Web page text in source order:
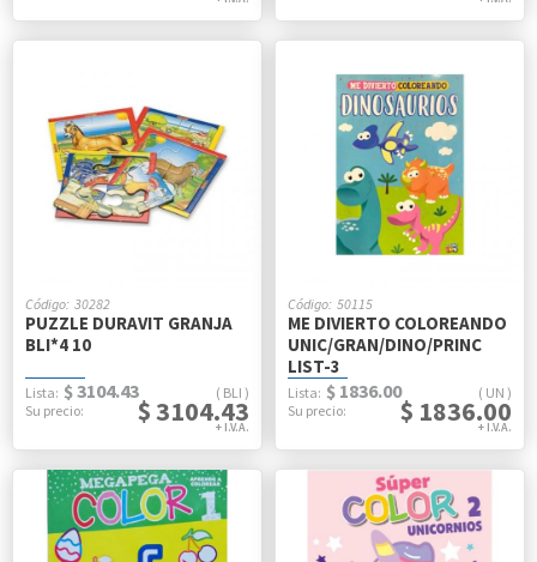
30282
PUZZLE DURAVIT GRANJA
BLI*4 10
BLI
$ 3104.43
$ 3104.43
50115
ME DIVIERTO COLOREANDO
UNIC/GRAN/DINO/PRINC
LIST-3
UN
$ 1836.00
$ 1836.00